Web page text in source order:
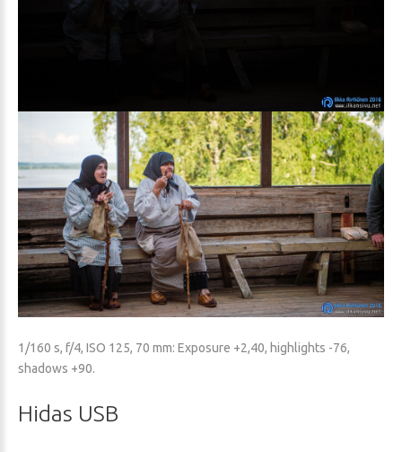
1/160 s, f/4, ISO 125, 70 mm: Exposure +2,40, highlights -76,
shadows +90.
Hidas USB